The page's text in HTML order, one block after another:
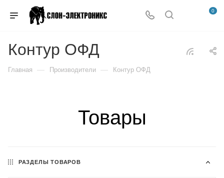
0
Контур ОФД
Главная — Производители — Контур ОФД
Товары
РАЗДЕЛЫ ТОВАРОВ